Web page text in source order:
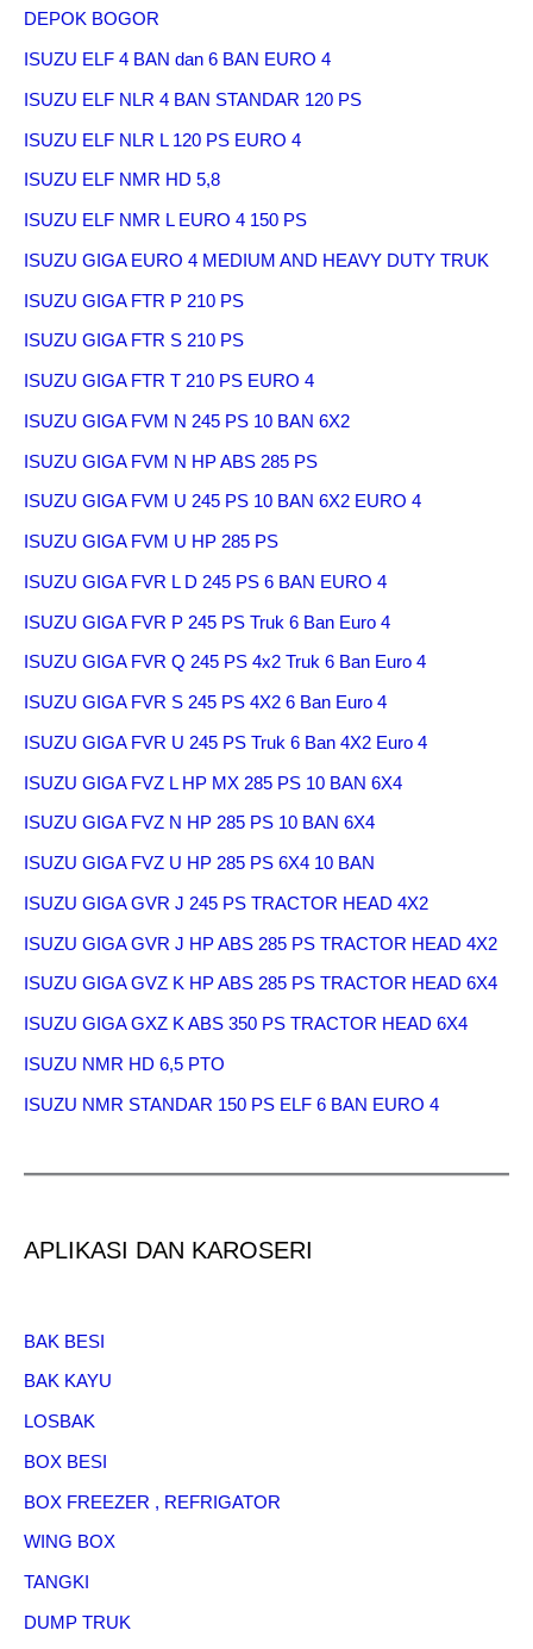
DEPOK BOGOR
ISUZU ELF 4 BAN dan 6 BAN EURO 4
ISUZU ELF NLR 4 BAN STANDAR 120 PS
ISUZU ELF NLR L 120 PS EURO 4
ISUZU ELF NMR HD 5,8
ISUZU ELF NMR L EURO 4 150 PS
ISUZU GIGA EURO 4 MEDIUM AND HEAVY DUTY TRUK
ISUZU GIGA FTR P 210 PS
ISUZU GIGA FTR S 210 PS
ISUZU GIGA FTR T 210 PS EURO 4
ISUZU GIGA FVM N 245 PS 10 BAN 6X2
ISUZU GIGA FVM N HP ABS 285 PS
ISUZU GIGA FVM U 245 PS 10 BAN 6X2 EURO 4
ISUZU GIGA FVM U HP 285 PS
ISUZU GIGA FVR L D 245 PS 6 BAN EURO 4
ISUZU GIGA FVR P 245 PS Truk 6 Ban Euro 4
ISUZU GIGA FVR Q 245 PS 4x2 Truk 6 Ban Euro 4
ISUZU GIGA FVR S 245 PS 4X2 6 Ban Euro 4
ISUZU GIGA FVR U 245 PS Truk 6 Ban 4X2 Euro 4
ISUZU GIGA FVZ L HP MX 285 PS 10 BAN 6X4
ISUZU GIGA FVZ N HP 285 PS 10 BAN 6X4
ISUZU GIGA FVZ U HP 285 PS 6X4 10 BAN
ISUZU GIGA GVR J 245 PS TRACTOR HEAD 4X2
ISUZU GIGA GVR J HP ABS 285 PS TRACTOR HEAD 4X2
ISUZU GIGA GVZ K HP ABS 285 PS TRACTOR HEAD 6X4
ISUZU GIGA GXZ K ABS 350 PS TRACTOR HEAD 6X4
ISUZU NMR HD 6,5 PTO
ISUZU NMR STANDAR 150 PS ELF 6 BAN EURO 4
APLIKASI DAN KAROSERI
BAK BESI
BAK KAYU
LOSBAK
BOX BESI
BOX FREEZER , REFRIGATOR
WING BOX
TANGKI
DUMP TRUK